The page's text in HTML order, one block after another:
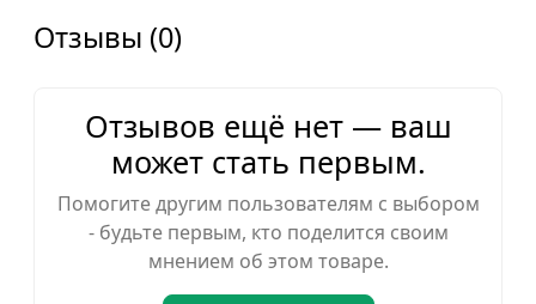
Отзывы (0)
Отзывов ещё нет — ваш
может стать первым.
Помогите другим пользователям с выбором
- будьте первым, кто поделится своим
мнением об этом товаре.